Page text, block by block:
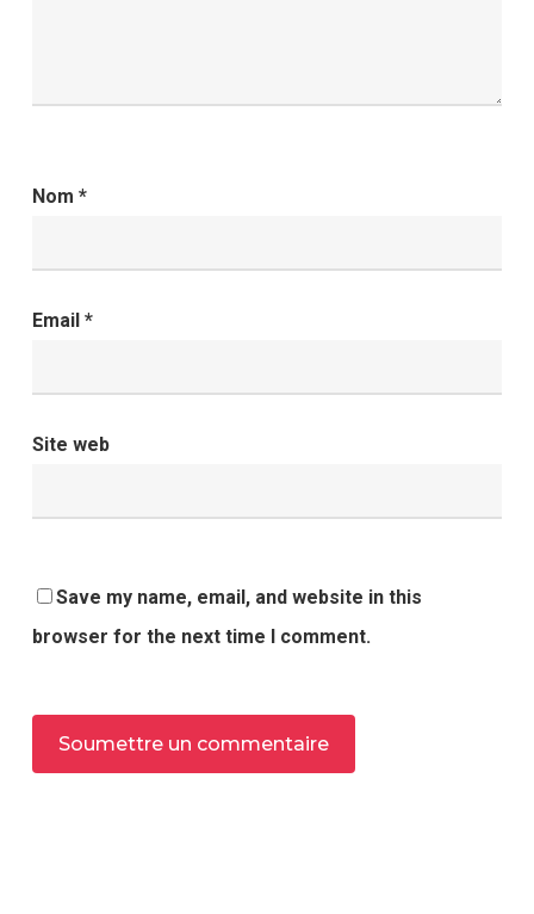
Nom *
Email *
Site web
Save my name, email, and website in this
browser for the next time I comment.